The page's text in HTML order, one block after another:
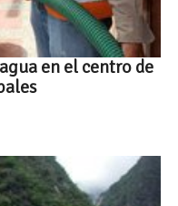
en el centro de